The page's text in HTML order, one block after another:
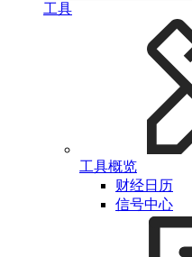
工具
工具概览
财经日历
信号中心